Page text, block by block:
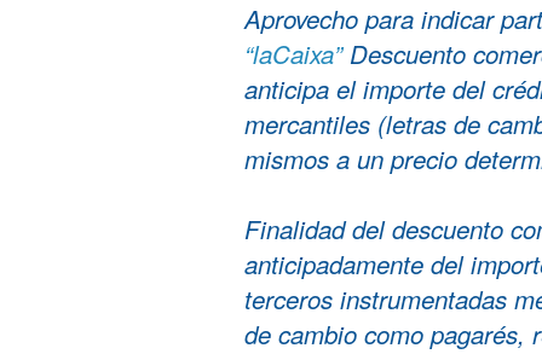
Aprovecho para indicar
“laCaixa”Descuento
anticipa el importe del
mercantiles (letras de
mismos a un precio
Finalidad del descuento
anticipadamente del
terceros instrumentadas
de cambio como pagarés,